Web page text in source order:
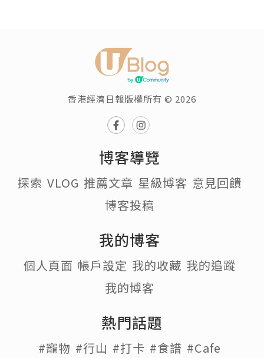
香港經濟日報版權所有 © 2026
博客導覽
探索 VLOG 推薦文章 星級博客 意見回饋
博客投稿
我的博客
個人頁面 帳戶設定 我的收藏 我的追蹤
我的博客
熱門話題
#寵物 #行山 #打卡 #食譜 #Cafe